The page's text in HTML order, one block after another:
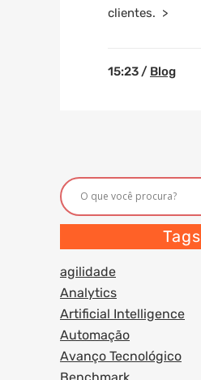
clientes. >
15:23 / Blog
Tags
agilidade
Analytics
Artificial Intelligence
Automação
Avanço Tecnológico
Benchmark